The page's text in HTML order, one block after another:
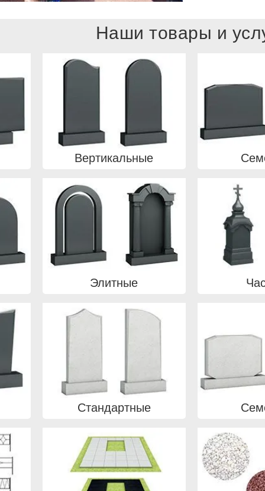
Наши товары и
Вертикальные
Элитные
Стандартные